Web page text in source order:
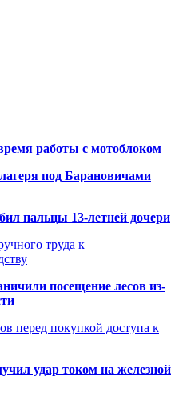
работы с мотоблоком
под Барановичами
пальцы 13-летней дочери
труда к
посещение лесов из-
перед покупкой доступа к
удар током на железной